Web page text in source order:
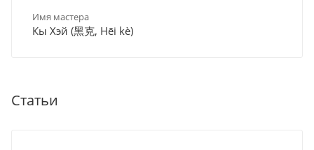
Имя мастера
Кы Хэй (黑克, Hēi kè)
Статьи